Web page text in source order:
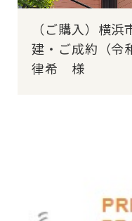
（ご購入）横
建・ご成約（
律希 様